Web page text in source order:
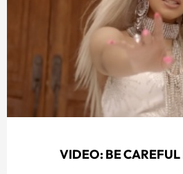
VIDEO: BE CAREFUL